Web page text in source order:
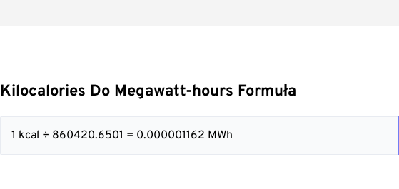
Kilocalories Do Megawatt-hours Formuła
1 kcal ÷ 860420.6501 = 0.000001162 MWh